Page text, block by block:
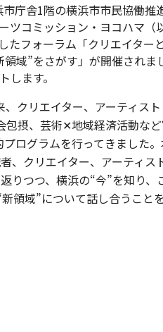
庁舎1階の横浜市市民協働推
ツコミッション・ヨコハマ（
たフォーラム「クリエイター
域”をさがす」が開催されま
します。
、クリエイター、アーティス
摂、芸術✕地域経済活動な
ログラムを行ってきました。
、クリエイター、アーティス
りつつ、横浜の“今”を知り、
領域”について話し合うこと